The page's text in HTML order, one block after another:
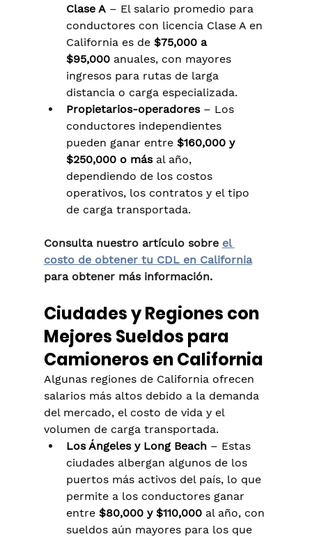
Clase A – El salario promedio para
conductores con licencia Clase A en
California es de $75,000 a
$95,000 anuales, con mayores
ingresos para rutas de larga
distancia o carga especializada.
Propietarios-operadores – Los
conductores independientes
pueden ganar entre $160,000 y
$250,000 o más al año,
dependiendo de los costos
operativos, los contratos y el tipo
de carga transportada.
Consulta nuestro artículo sobre el
costo de obtener tu CDL en California
para obtener más información.
Ciudades y Regiones con
Mejores Sueldos para
Camioneros en California
Algunas regiones de California ofrecen
salarios más altos debido a la demanda
del mercado, el costo de vida y el
volumen de carga transportada.
Los Ángeles y Long Beach – Estas
ciudades albergan algunos de los
puertos más activos del país, lo que
permite a los conductores ganar
entre $80,000 y $110,000 al año, con
sueldos aún mayores para los que